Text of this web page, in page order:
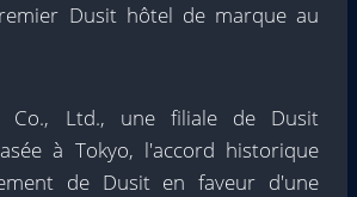
Dusit hôtel de marque au
Co., Ltd., une filiale de Dusit
à Tokyo, l'accord historique
de Dusit en faveur d'une